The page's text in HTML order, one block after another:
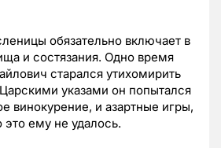
обязательно включает в
и состязания. Одно время
старался утихомирить
указами он попытался
винокурение, и азартные игры,
ему не удалось.